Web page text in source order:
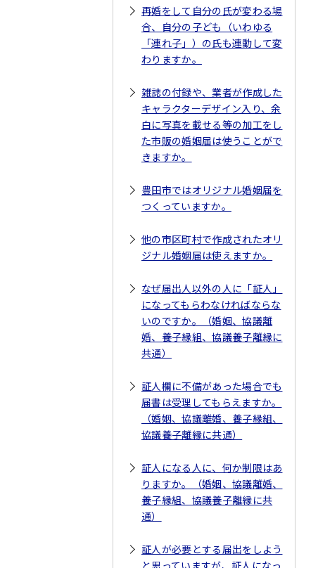
再婚をして自分の氏が変わる場
合、自分の子ども（いわゆる
「連れ子」）の氏も連動して変
わりますか。
雑誌の付録や、業者が作成した
キャラクターデザイン入り、余
白に写真を載せる等の加工をし
た市販の婚姻届は使うことがで
きますか。
豊田市ではオリジナル婚姻届を
つくっていますか。
他の市区町村で作成されたオリ
ジナル婚姻届は使えますか。
なぜ届出人以外の人に「証人」
になってもらわなければならな
いのですか。（婚姻、協議離
婚、養子縁組、協議養子離縁に
共通）
証人欄に不備があった場合でも
届書は受理してもらえますか。
（婚姻、協議離婚、養子縁組、
協議養子離縁に共通）
証人になる人に、何か制限はあ
りますか。（婚姻、協議離婚、
養子縁組、協議養子離縁に共
通）
証人が必要とする届出をしよう
と思っていますが、証人になっ